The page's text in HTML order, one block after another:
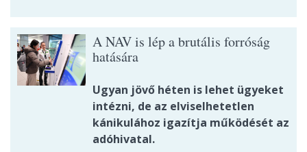
A NAV is lép a brutális forróság
hatására
Ugyan jövő héten is lehet ügyeket
intézni, de az elviselhetetlen
kánikulához igazítja működését az
adóhivatal.